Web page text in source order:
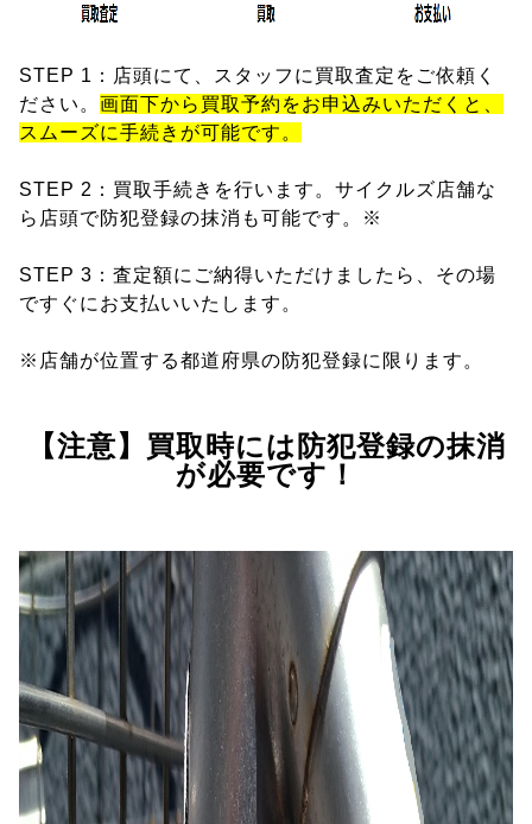
STEP 1：店頭にて、スタッフに買取査定をご依頼く
ださい。 画面下から買取予約をお申込みいただくと、
スムーズに手続きが可能です。
STEP 2：買取手続きを行います。サイクルズ店舗な
ら店頭で防犯登録の抹消も可能です。※
STEP 3：査定額にご納得いただけましたら、その場
ですぐにお支払いいたします。
※店舗が位置する都道府県の防犯登録に限ります。
【注意】買取時には防犯登録の抹消
が必要です！